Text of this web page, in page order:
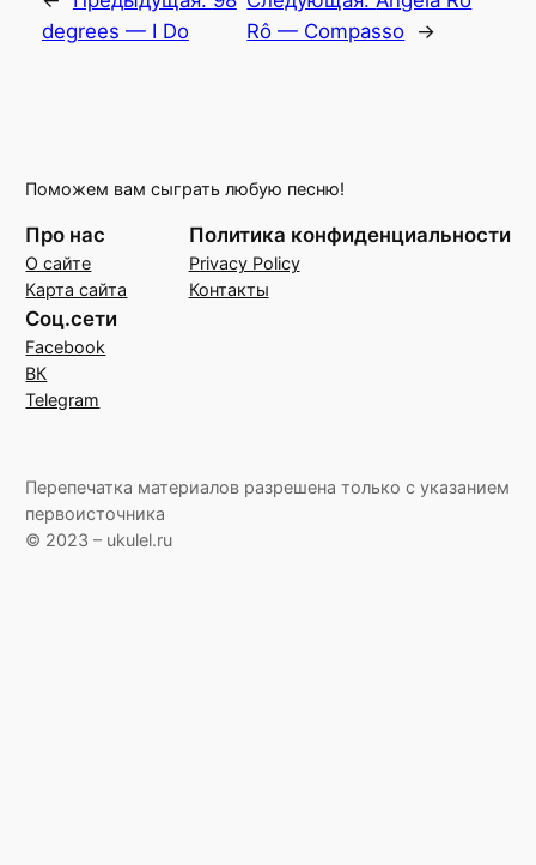
degrees — I Do
Rô — Compasso →
Поможем вам сыграть любую песню!
Про нас
О сайте
Карта сайта
Политика конфиденциальности
Privacy Policy
Контакты
Соц.сети
Facebook
ВК
Telegram
Перепечатка материалов разрешена только с указанием
первоисточника
© 2023 – ukulel.ru